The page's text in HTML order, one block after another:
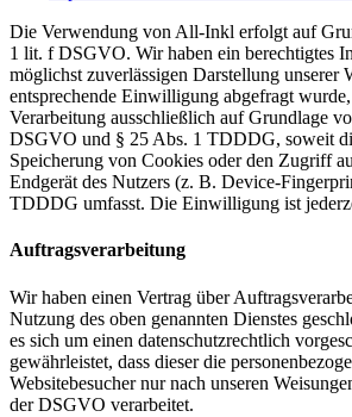
Die Verwendung von All-Inkl erfolgt auf
1 lit. f DSGVO. Wir haben ein berechtigtes
möglichst zuverlässigen Darstellung unserer
entsprechende Einwilligung abgefragt
Verarbeitung ausschließlich auf Grundlage
DSGVO und § 25 Abs. 1 TDDDG, soweit
Speicherung von Cookies oder den Zugriff
Endgerät des Nutzers (z. B. Device-
TDDDG umfasst. Die Einwilligung ist
Auftragsverarbeitung
Wir haben einen Vertrag über
Nutzung des oben genannten Dienstes
es sich um einen datenschutzrechtlich
gewährleistet, dass dieser die
Websitebesucher nur nach unseren
der DSGVO verarbeitet.